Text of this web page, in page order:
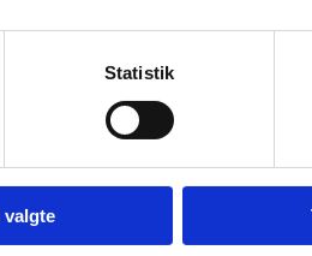
Statistik
valgte